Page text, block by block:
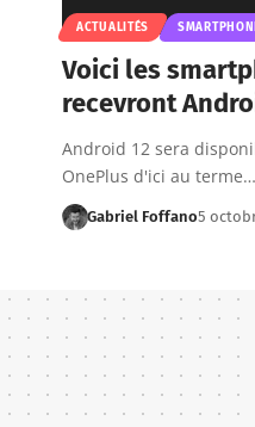
ACTUALITÉS
Voici les
recevront
Android 12 sera
OnePlus d'ici au terme…
Gabriel Foffano5